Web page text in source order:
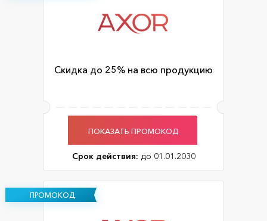
Скидка до 25% на всю продукцию
ПОКАЗАТЬ ПРОМОКОД
Срок действия: до 01.01.2030
ПРОМОКОД